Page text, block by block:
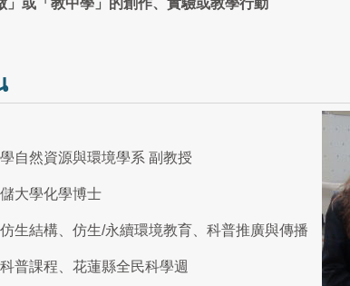
」或「教中學」的創作、實驗或教學行動
自然資源與環境學系 副教授
大學化學博士
生結構、仿生/永續環境教育、科普推廣與傳播
普課程、花蓮縣全民科學週